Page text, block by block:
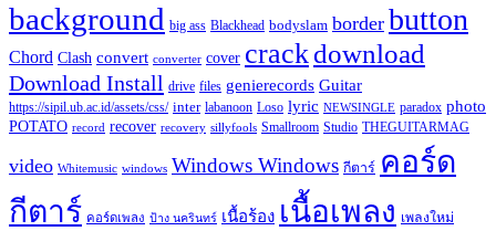
background big ass Blackhead bodyslam border button
Chord Clash convert converter cover crackdownload
Download Install drive files genierecords Guitar
https://sipil.ub.ac.id/assets/css/ inter labanoon Loso lyric NEWSINGLE paradox photo
POTATO record recover recovery sillyfools Smallroom Studio THEGUITARMAG
video Whitemusic windows Windows Windows กีตาร์ คอร์ด
กีตาร์ คอร์ดเพลง ป้าง นครินทร์ เนื้อร้อง เนื้อเพลง เพลงใหม่